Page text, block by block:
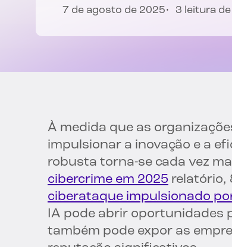
7 de agosto de 2025 3 leitura
À medida que as
impulsionar a inovação e a
robusta torna-se cada vez
cibercrime em 2025 relatório,
ciberataque impulsionado
IA pode abrir oportunidades
também pode expor as